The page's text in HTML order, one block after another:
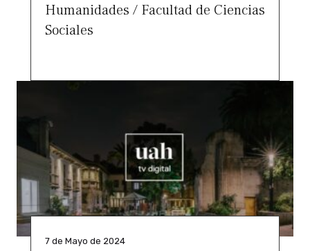
Humanidades / Facultad de Ciencias
Sociales
7 de Mayo de 2024